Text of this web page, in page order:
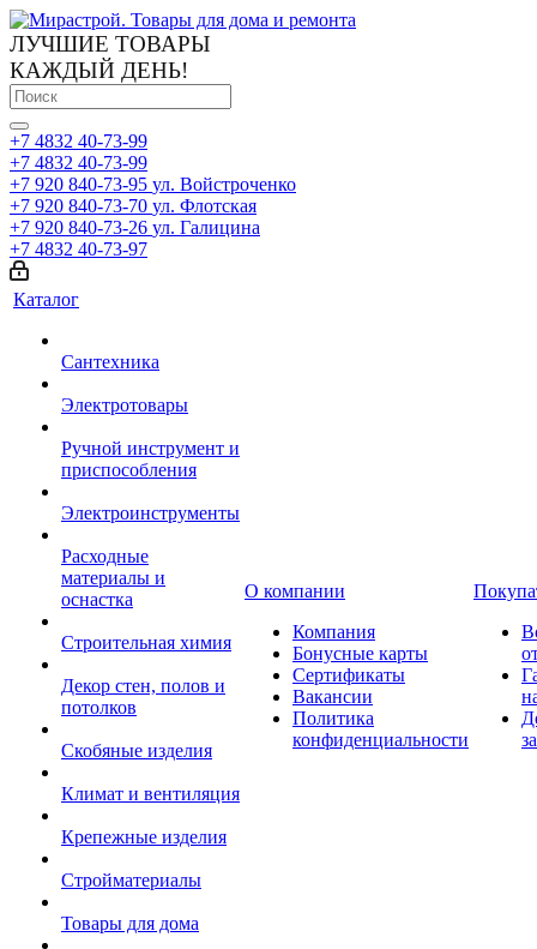
ЛУЧШИЕ ТОВАРЫ
КАЖДЫЙ ДЕНЬ!
+7 4832 40-73-99
+7 4832 40-73-99
+7 920 840-73-95 ул. Войстроченко
+7 920 840-73-70 ул. Флотская
+7 920 840-73-26 ул. Галицина
+7 4832 40-73-97
Каталог
Сантехника
Электротовары
Ручной инструмент и
приспособления
Электроинструменты
Расходные
материалы и
оснастка
Строительная химия
Декор стен, полов и
потолков
Скобяные изделия
Климат и вентиляция
Крепежные изделия
Стройматериалы
Товары для дома
О компании
Компания
Бонусные карты
Сертификаты
Вакансии
Политика
конфиденциальности